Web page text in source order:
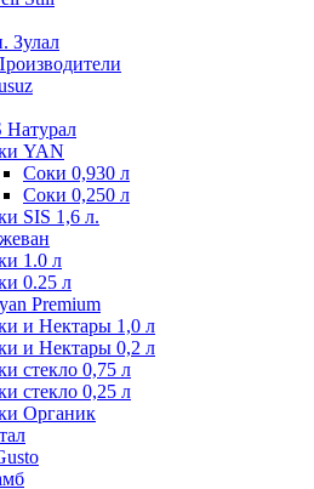
Зулал
Натурал
YAN
Соки 0,930 л
Соки 0,250 л
SIS 1,6 л.
1.0 л
0.25 л
Premium
и Нектары 1,0 л
и Нектары 0,2 л
стекло 0,75 л
стекло 0,25 л
Органик